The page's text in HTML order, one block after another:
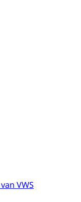
VWS